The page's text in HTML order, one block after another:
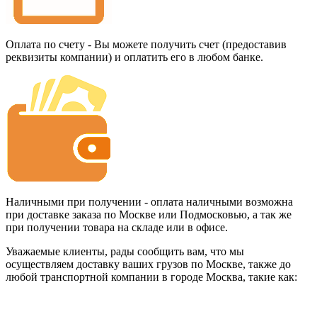
Оплата по счету - Вы можете получить счет (предоставив
реквизиты компании) и оплатить его в любом банке.
Наличными при получении - оплата наличными возможна
при доставке заказа по Москве или Подмосковью, а так же
при получении товара на складе или в офисе.
Уважаемые клиенты, рады сообщить вам, что мы
осуществляем доставку ваших грузов по Москве, также до
любой транспортной компании в городе Москва, такие как: